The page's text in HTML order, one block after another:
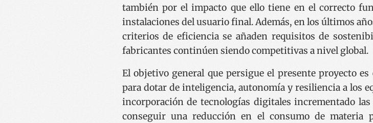
también por el impacto que ello tiene en el correcto
instalaciones del usuario final. Además, en los últimos
criterios de eficiencia se añaden requisitos de
fabricantes continúen siendo competitivas a nivel global.
El objetivo general que persigue el presente proyecto
para dotar de inteligencia, autonomía y resiliencia a los
incorporación de tecnologías digitales incrementado
conseguir una reducción en el consumo de materia